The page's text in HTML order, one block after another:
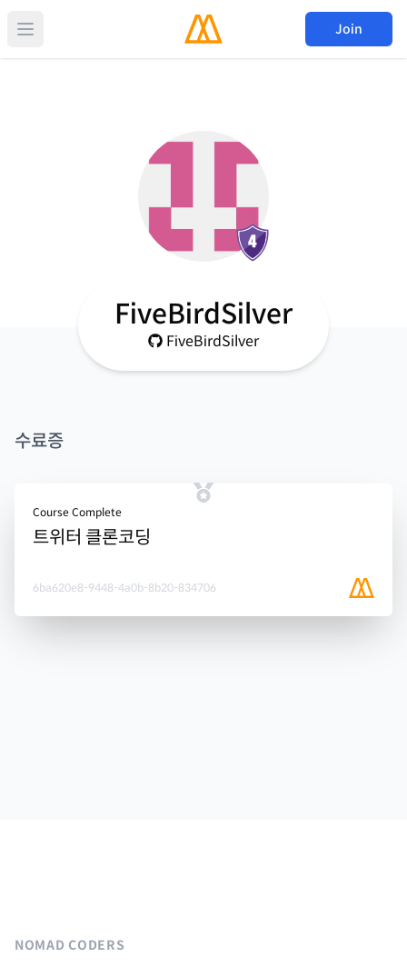
Join
FiveBirdSilver
FiveBirdSilver
수료증
Course Complete
트위터 클론코딩
6ba620e8-9448-4a0b-8b20-834706
NOMAD CODERS